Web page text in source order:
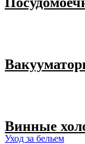
Винные
Уход за бельем